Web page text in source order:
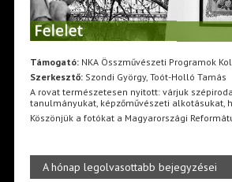
Támogató:NKA Összművészeti Programok
Szerkesztő:Szondi György, Toót-Holló Tamás
A rovat természetesen nyitott: várjuk
tanulmányukat, képzőművészeti alkotásukat,
Köszönjük a fotókat a Magyarországi
A hónap legolvasottabb bejegyzései